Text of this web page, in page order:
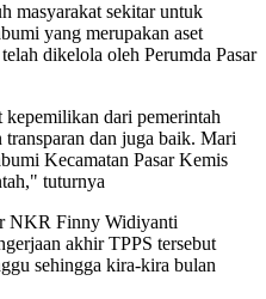
masyarakat sekitar untuk
yang merupakan aset
dikelola oleh Perumda Pasar
kepemilikan dari pemerintah
dan juga baik. Mari
Kecamatan Pasar Kemis
tuturnya
NKR Finny Widiyanti
akhir TPPS tersebut
sehingga kira-kira bulan